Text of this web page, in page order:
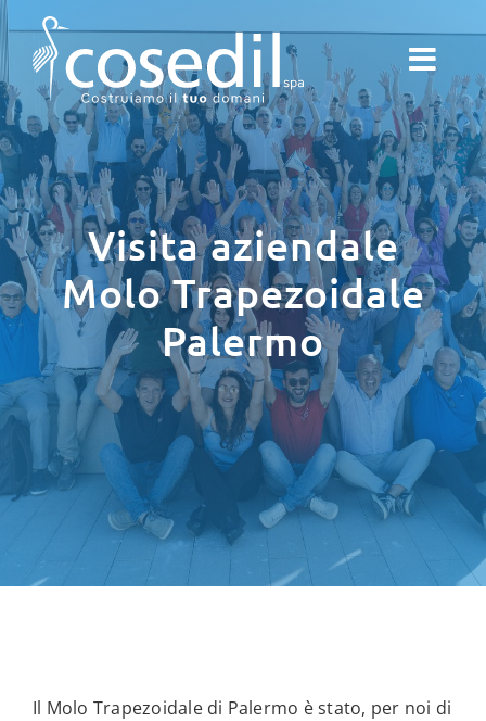
Salta
al
contenuto
Visita aziendale
Molo Trapezoidale
Palermo
Il Molo Trapezoidale di Palermo è stato, per noi di